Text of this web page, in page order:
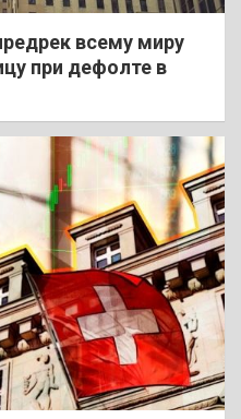
всему миру
при дефолте в